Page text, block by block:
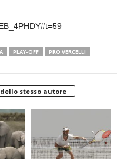
PLAY-OFF
PRO VERCELLI
stesso autore